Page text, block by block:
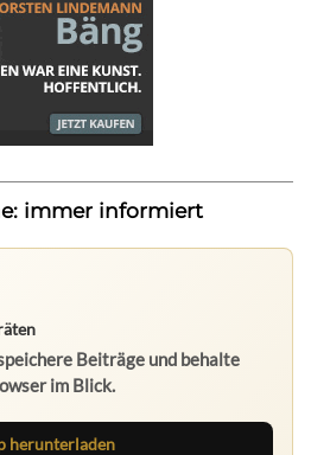
immer informiert
Beiträge und behalte
im Blick.
herunterladen